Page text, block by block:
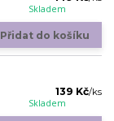
Skladem
Přidat do košíku
139 Kč/ks
Skladem